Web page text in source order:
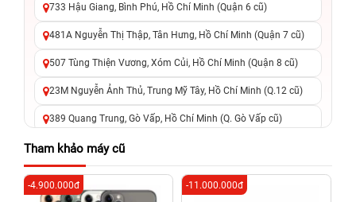
733 Hậu Giang, Bình Phú, Hồ Chí Minh (Quận 6 cũ)
481A Nguyễn Thị Thập, Tân Hưng, Hồ Chí Minh (Quận 7 cũ)
507 Tùng Thiện Vương, Xóm Củi, Hồ Chí Minh (Quận 8 cũ)
23M Nguyễn Ảnh Thủ, Trung Mỹ Tây, Hồ Chí Minh (Q.12 cũ)
389 Quang Trung, Gò Vấp, Hồ Chí Minh (Q. Gò Vấp cũ)
625 - 625A Âu Cơ, Tân Phú, Hồ Chí Minh (Quận Tân Phú cũ)
326 Lê Văn Việt, Tăng Nhơn Phú, Hồ Chí Minh (Q.9 TP. Thủ
Đức cũ)
Tham khảo máy cũ
-4.900.000đ -11.000.000đ